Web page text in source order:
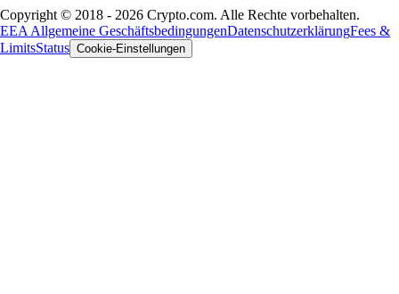
Copyright © 2018 - 2026 Crypto.com. Alle Rechte vorbehalten.
EEA Allgemeine GeschäftsbedingungenDatenschutzerklärungFees &
LimitsStatus Cookie-Einstellungen